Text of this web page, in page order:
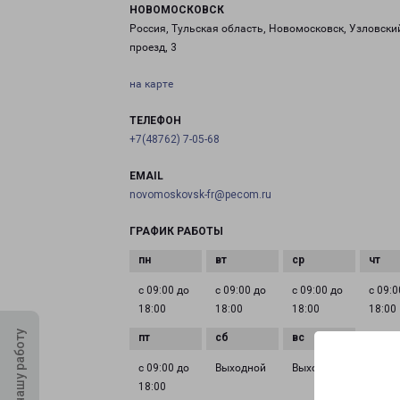
НОВОМОСКОВСК
Россия, Тульская область, Новомосковск,
проезд, 3
на карте
ТЕЛЕФОН
+7(48762) 7-05-68
EMAIL
novomoskovsk-fr@pecom.ru
ГРАФИК РАБОТЫ
с 09:00 до
18:00
с 09:00 до
18:00
с 09:00 до
18:00
с
18:00
с 09:00 до
18:00
Выходной Выходной